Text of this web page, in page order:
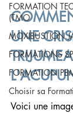
FORMATION
(TMO
MOXIBUSTION
FORMATIONS
FORMATION
Choisir sa
UNE
Voici une